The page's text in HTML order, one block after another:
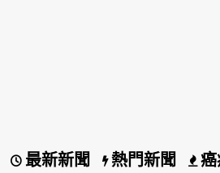
最新新聞 熱門新聞 癌